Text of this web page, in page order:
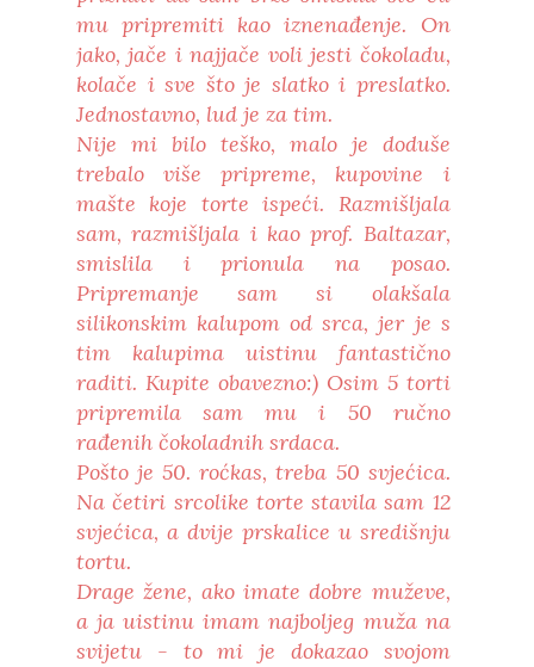
mu pripremiti kao iznenađenje. On
jako, jače i najjače voli jesti čokoladu,
kolače i sve što je slatko i preslatko.
Jednostavno, lud je za tim.
Nije mi bilo teško, malo je doduše
trebalo više pripreme, kupovine i
mašte koje torte ispeći. Razmišljala
sam, razmišljala i kao prof. Baltazar,
smislila i prionula na posao.
Pripremanje sam si olakšala
silikonskim kalupom od srca, jer je s
tim kalupima uistinu fantastično
raditi. Kupite obavezno:) Osim 5 torti
pripremila sam mu i 50 ručno
rađenih čokoladnih srdaca.
Pošto je 50. roćkas, treba 50 svjećica.
Na četiri srcolike torte stavila sam 12
svjećica, a dvije prskalice u središnju
tortu.
Drage žene, ako imate dobre muževe,
a ja uistinu imam najboljeg muža na
svijetu - to mi je dokazao svojom